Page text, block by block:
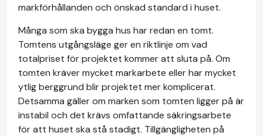
markförhållanden och önskad standard i huset.
Många som ska bygga hus har redan en tomt.
Tomtens utgångsläge ger en riktlinje om vad
totalpriset för projektet kommer att sluta på. Om
tomten kräver mycket markarbete eller har mycket
ytlig berggrund blir projektet mer komplicerat.
Detsamma gäller om marken som tomten ligger på är
instabil och det krävs omfattande säkringsarbete
för att huset ska stå stadigt. Tillgängligheten på